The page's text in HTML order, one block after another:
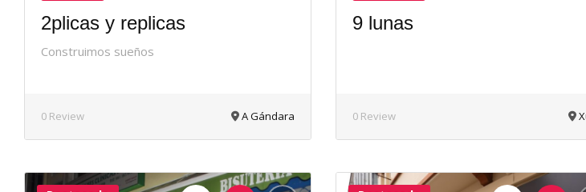
2plicas y replicas
Construimos sueños
0 Review A Gándara
9 lunas
0 Review